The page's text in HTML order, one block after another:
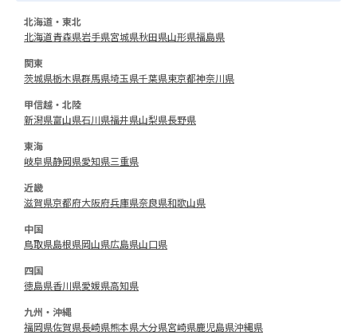
北海道・東北
北海道青森県岩手県宮城県秋田県山形県福島県
関東
茨城県栃木県群馬県埼玉県千葉県東京都神奈川県
甲信越・北陸
新潟県富山県石川県福井県山梨県長野県
東海
岐阜県静岡県愛知県三重県
近畿
滋賀県京都府大阪府兵庫県奈良県和歌山県
中国
鳥取県島根県岡山県広島県山口県
四国
徳島県香川県愛媛県高知県
九州・沖縄
福岡県佐賀県長崎県熊本県大分県宮崎県鹿児島県沖縄県